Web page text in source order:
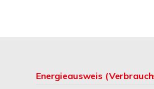
Energieausweis